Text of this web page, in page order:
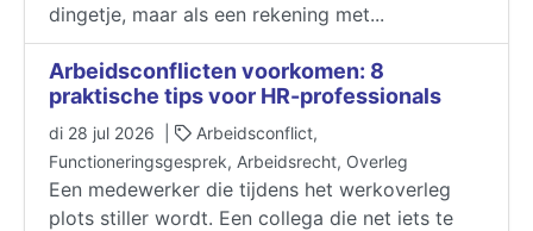
dingetje, maar als een rekening met...
Arbeidsconflicten voorkomen: 8
praktische tips voor HR-professionals
di 28 jul 2026 |
Arbeidsconflict,
Functioneringsgesprek, Arbeidsrecht, Overleg
Een medewerker die tijdens het werkoverleg
plots stiller wordt. Een collega die net iets te